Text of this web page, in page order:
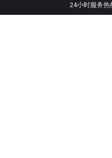
24小时服务热